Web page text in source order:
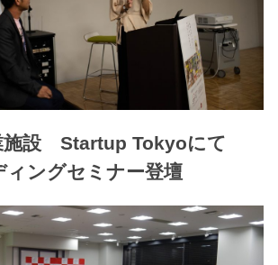
施設 Startup Tokyoにて
ィングセミナー登壇